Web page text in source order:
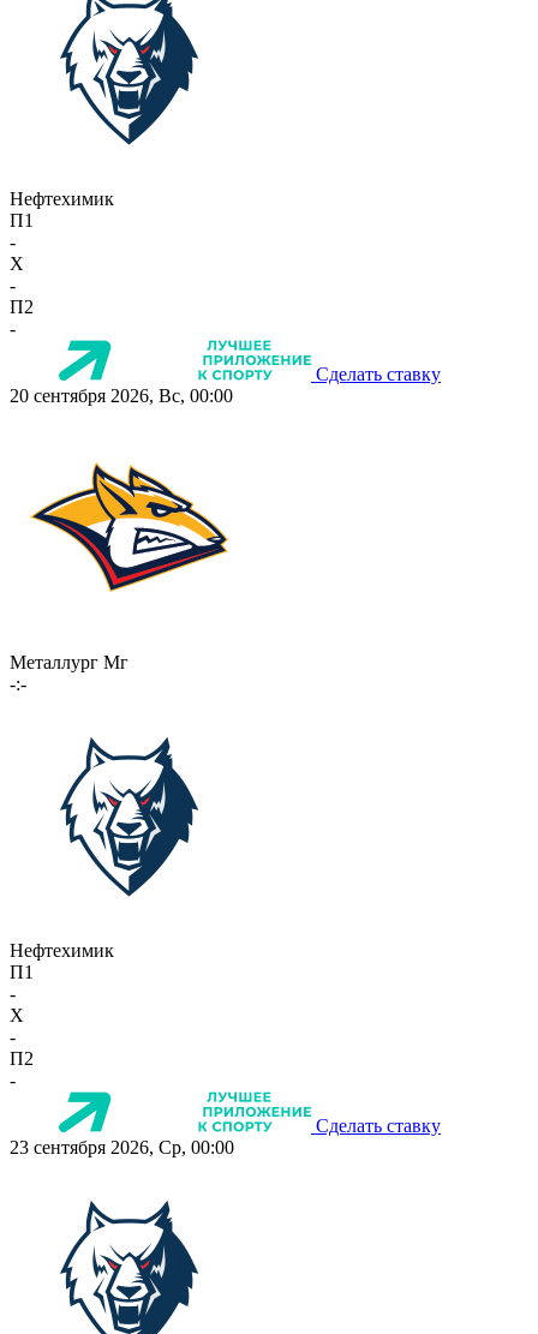
Нефтехимик
П1
-
X
-
П2
-
Сделать ставку
20 сентября 2026, Вс, 00:00
Металлург Мг
-:-
Нефтехимик
П1
-
X
-
П2
-
Сделать ставку
23 сентября 2026, Ср, 00:00